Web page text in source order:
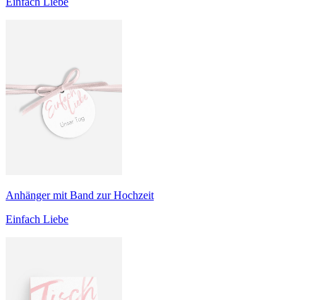
Anhänger mit Band zur Hochzeit
Einfach Liebe